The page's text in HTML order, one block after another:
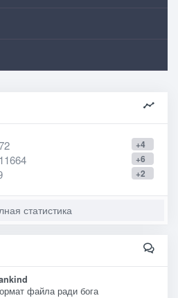
+4
+6
+2
статистика
файла ради бога